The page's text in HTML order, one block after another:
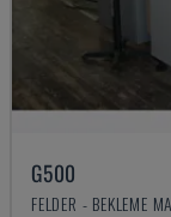
G500
FELDER - BEKLEME